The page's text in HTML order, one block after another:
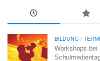
BILDUNG /
Workshops bei